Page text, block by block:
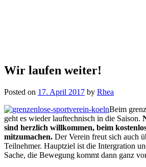
Wir laufen weiter!
Posted on 17. April 2017 by Rhea
Beim
geht es wieder lauftechnisch in die Saison.
sind herzlich willkommen, beim
mitzumachen. Der Verein freut sich auch
Teilnehmer. Hauptziel ist die Intergration
Sache, die Bewegung kommt dann ganz